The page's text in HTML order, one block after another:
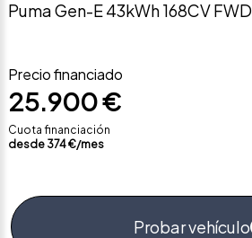
Puma Gen-E 43kWh 168CV FWD
Precio financiado
25.900 €
Cuota financiación
desde 374€/mes
Probar vehículo